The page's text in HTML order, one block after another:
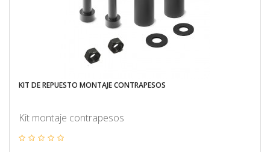
KIT DE REPUESTO MONTAJE CONTRAPESOS
Kit montaje contrapesos